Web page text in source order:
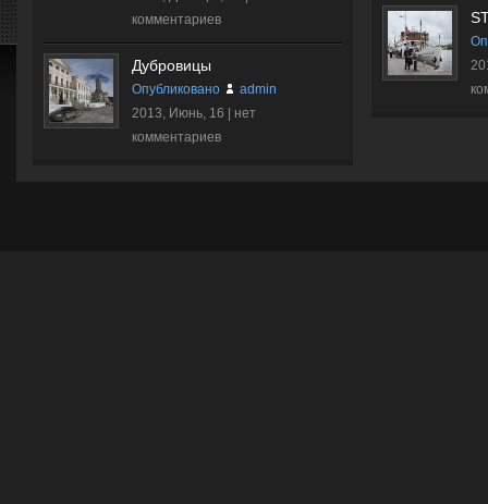
комментариев
Дубровицы
Опубликовано
admin
2013, Июнь, 16 | нет
комментариев